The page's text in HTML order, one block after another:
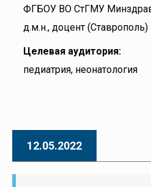
ФГБОУ ВО СтГМУ
д.м.н., доцент (Ставрополь)
Целевая аудитория:
педиатрия, неонатология
12.05.2022